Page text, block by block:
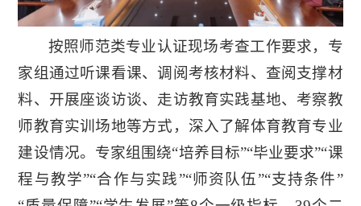
按照师范类专业认证现场考查工作要求，专
家组通过听课看课、调阅考核材料、查阅支撑材
料、开展座谈访谈、走访教育实践基地、考察教
师教育实训场地等方式，深入了解体育教育专业
建设情况。专家组围绕“培养目标”“毕业要求”“课
程与教学”“合作与实践”“师资队伍”“支持条件”